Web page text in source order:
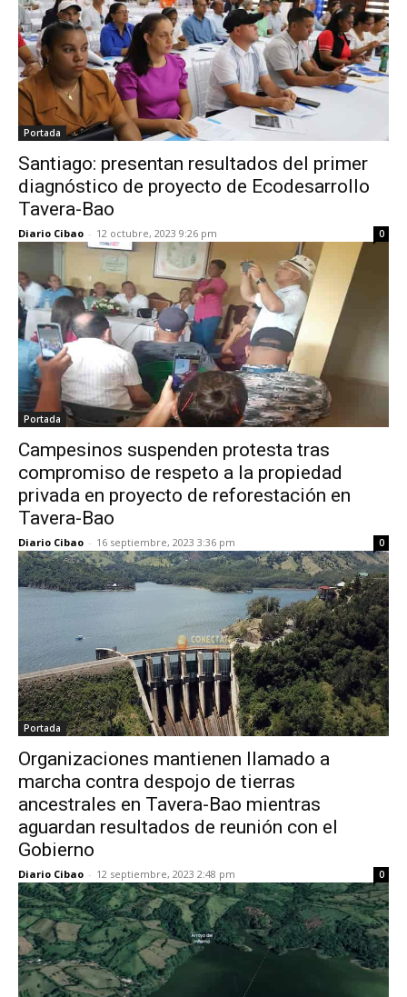
Portada
Santiago: presentan resultados del primer
diagnóstico de proyecto de Ecodesarrollo
Tavera-Bao
Diario Cibao - 12 octubre, 2023 9:26 pm 0
Portada
Campesinos suspenden protesta tras
compromiso de respeto a la propiedad
privada en proyecto de reforestación en
Tavera-Bao
Diario Cibao - 16 septiembre, 2023 3:36 pm 0
Portada
Organizaciones mantienen llamado a
marcha contra despojo de tierras
ancestrales en Tavera-Bao mientras
aguardan resultados de reunión con el
Gobierno
Diario Cibao - 12 septiembre, 2023 2:48 pm 0